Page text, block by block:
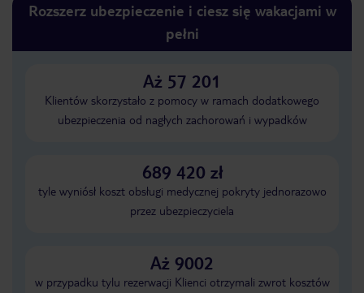
Rozszerz ubezpieczenie i ciesz się wakacjami w
pełni
Aż 57 201
Klientów skorzystało z pomocy w ramach dodatkowego
ubezpieczenia od nagłych zachorowań i wypadków
689 420 zł
tyle wyniósł koszt obsługi medycznej pokryty jednorazowo
przez ubezpieczyciela
Aż 9002
w przypadku tylu rezerwacji Klienci otrzymali zwrot kosztów